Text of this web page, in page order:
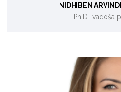
NIDHIBEN
Ph.D., vadošā